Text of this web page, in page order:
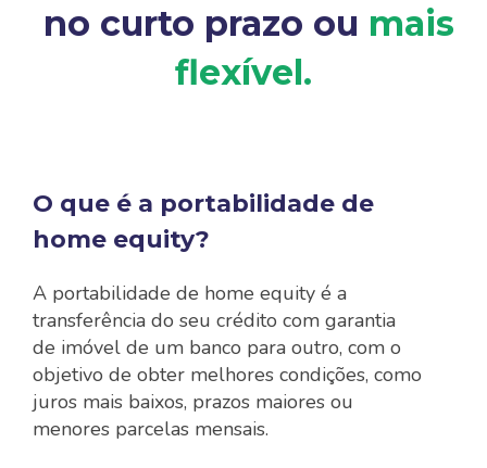
no curto prazo ou mais
flexível.
O que é a portabilidade de
home equity?
A portabilidade de home equity é a
transferência do seu crédito com garantia
de imóvel de um banco para outro, com o
objetivo de obter melhores condições, como
juros mais baixos, prazos maiores ou
menores parcelas mensais.